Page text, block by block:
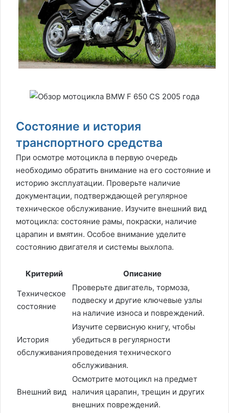
Состояние и история
транспортного средства
При осмотре мотоцикла в первую очередь
необходимо обратить внимание на его состояние и
историю эксплуатации. Проверьте наличие
документации, подтверждающей регулярное
техническое обслуживание. Изучите внешний вид
мотоцикла: состояние рамы, покраски, наличие
царапин и вмятин. Особое внимание уделите
состоянию двигателя и системы выхлопа.
Критерий Описание
Техническое
состояние
Проверьте двигатель, тормоза,
подвеску и другие ключевые узлы
на наличие износа и повреждений.
История
обслуживания
Изучите сервисную книгу, чтобы
убедиться в регулярности
проведения технического
обслуживания.
Внешний вид
Осмотрите мотоцикл на предмет
наличия царапин, трещин и других
внешних повреждений.